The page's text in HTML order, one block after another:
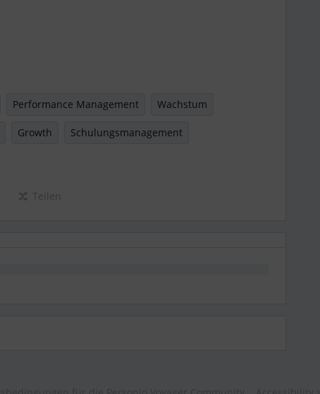
Performance Management Wachstum
Growth Schulungsmanagement
Teilen